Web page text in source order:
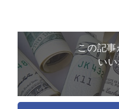
この記
い